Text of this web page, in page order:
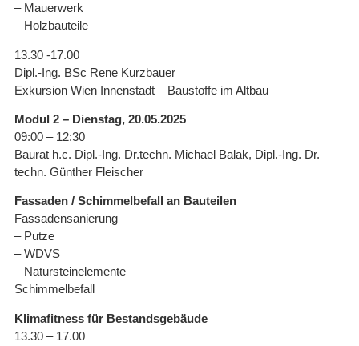
– Mauerwerk
– Holzbauteile
13.30 -17.00
Dipl.-Ing. BSc Rene Kurzbauer
Exkursion Wien Innenstadt – Baustoffe im Altbau
Modul 2 – Dienstag, 20.05.2025
09:00 – 12:30
Baurat h.c. Dipl.-Ing. Dr.techn. Michael Balak, Dipl.-Ing. Dr.
techn. Günther Fleischer
Fassaden / Schimmelbefall an Bauteilen
Fassadensanierung
– Putze
– WDVS
– Natursteinelemente
Schimmelbefall
Klimafitness für Bestandsgebäude
13.30 – 17.00